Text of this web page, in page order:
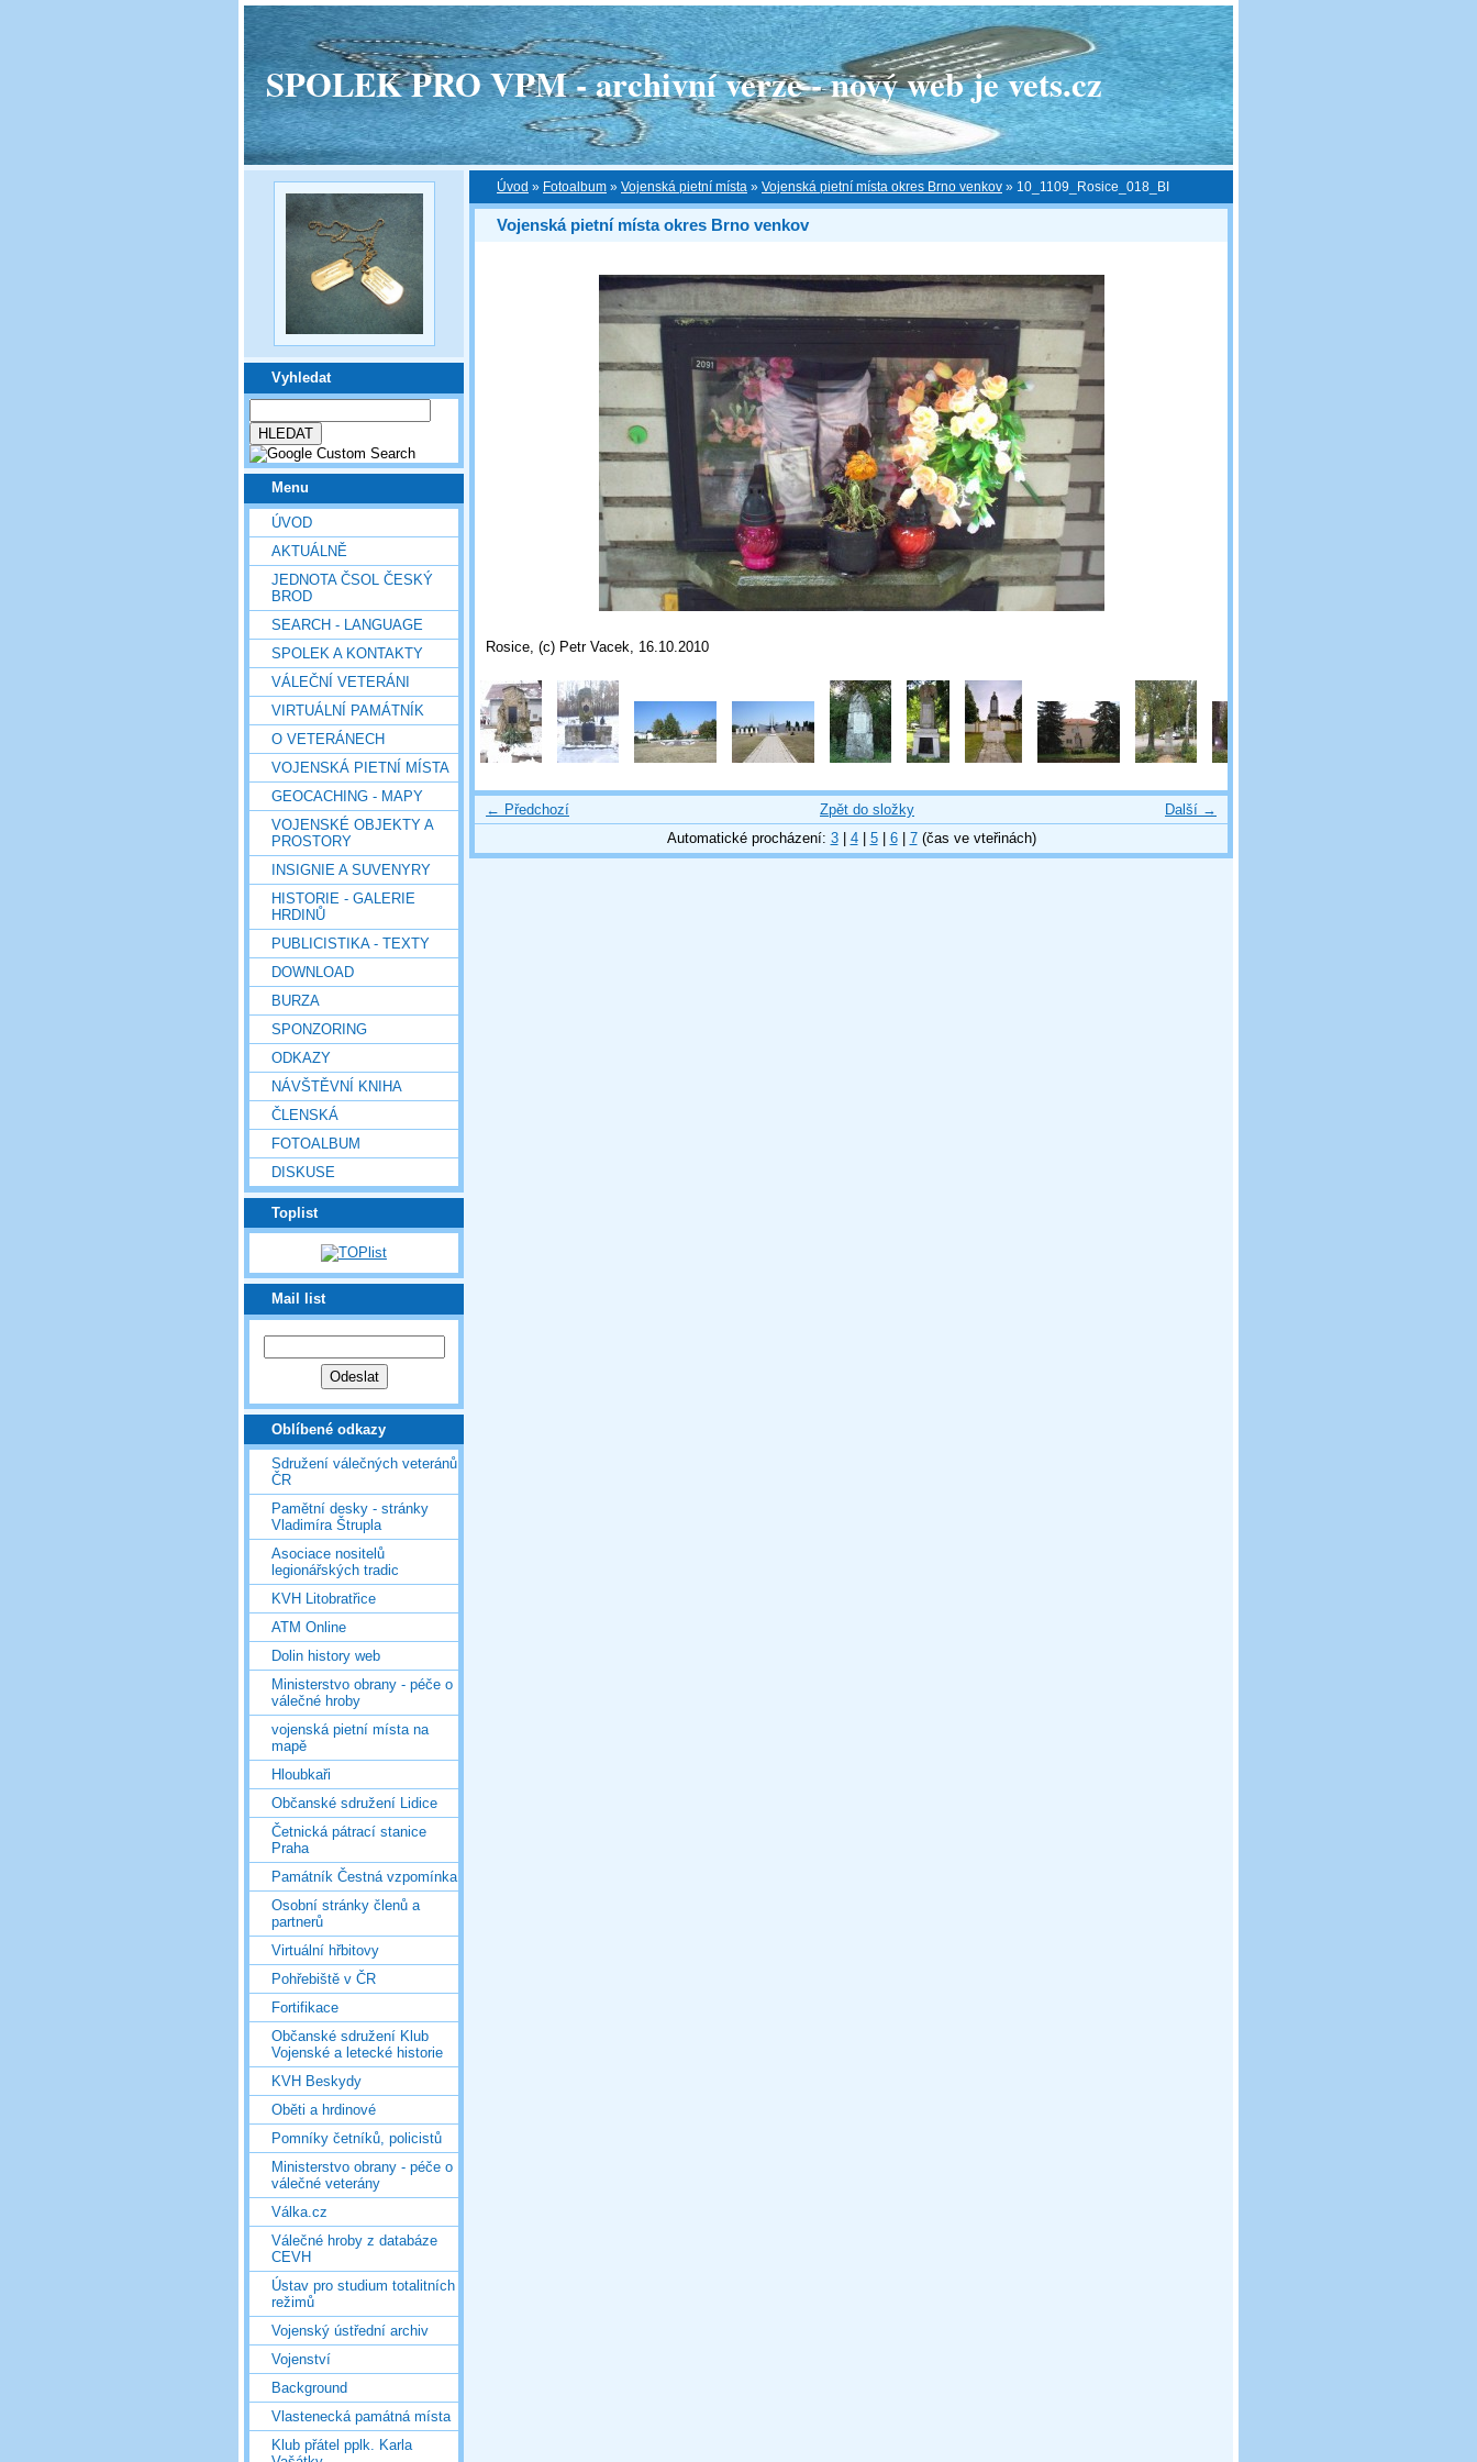
SPOLEK PRO VPM - archivní verze - nový web je vets.cz
Vyhledat
Menu
ÚVOD
AKTUÁLNĚ
JEDNOTA ČSOL ČESKÝ
BROD
SEARCH - LANGUAGE
SPOLEK A KONTAKTY
VÁLEČNÍ VETERÁNI
VIRTUÁLNÍ PAMÁTNÍK
O VETERÁNECH
VOJENSKÁ PIETNÍ MÍSTA
GEOCACHING - MAPY
VOJENSKÉ OBJEKTY A
PROSTORY
INSIGNIE A SUVENYRY
HISTORIE - GALERIE
HRDINŮ
PUBLICISTIKA - TEXTY
DOWNLOAD
BURZA
SPONZORING
ODKAZY
NÁVŠTĚVNÍ KNIHA
ČLENSKÁ
FOTOALBUM
DISKUSE
Toplist
Mail list
Oblíbené odkazy
Sdružení válečných veteránů
ČR
Pamětní desky - stránky
Vladimíra Štrupla
Asociace nositelů
legionářských tradic
KVH Litobratřice
ATM Online
Dolin history web
Ministerstvo obrany - péče o
válečné hroby
vojenská pietní místa na
mapě
Hloubkaři
Občanské sdružení Lidice
Četnická pátrací stanice
Praha
Památník Čestná vzpomínka
Osobní stránky členů a
partnerů
Virtuální hřbitovy
Pohřebiště v ČR
Fortifikace
Občanské sdružení Klub
Vojenské a letecké historie
KVH Beskydy
Oběti a hrdinové
Pomníky četníků, policistů
Ministerstvo obrany - péče o
válečné veterány
Válka.cz
Válečné hroby z databáze
CEVH
Ústav pro studium totalitních
režimů
Vojenský ústřední archiv
Vojenství
Background
Vlastenecká památná místa
Klub přátel pplk. Karla
Úvod » Fotoalbum » Vojenská pietní místa » Vojenská pietní místa okres Brno venkov » 10_1109_Rosice_018_BI
Vojenská pietní místa okres Brno venkov
Rosice, (c) Petr Vacek, 16.10.2010
← Předchozí Další →
Zpět do složky
Automatické procházení: 3| 4| 5| 6| 7(čas ve vteřinách)